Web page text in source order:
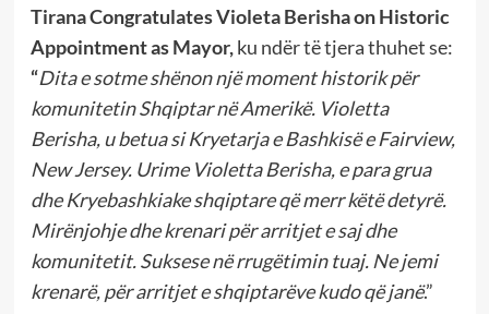
Tirana Congratulates Violeta Berisha on Historic
Appointment as Mayor,ku ndër të tjera thuhet se:
“Dita e sotme shënon një moment historik për
komunitetin Shqiptar në Amerikë. Violetta
Berisha, u betua si Kryetarja e Bashkisë e Fairview,
New Jersey. Urime Violetta Berisha, e para grua
dhe Kryebashkiake shqiptare që merr këtë detyrë.
Mirënjohje dhe krenari për arritjet e saj dhe
komunitetit. Suksese në rrugëtimin tuaj. Ne jemi
krenarë, për arritjet e shqiptarëve kudo që janë.”